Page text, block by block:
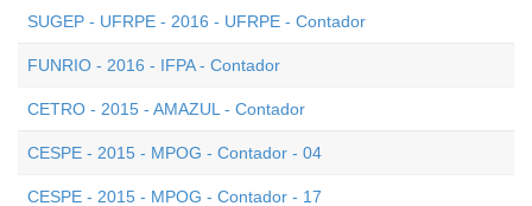
SUGEP - UFRPE - 2016 - UFRPE - Contador
FUNRIO - 2016 - IFPA - Contador
CETRO - 2015 - AMAZUL - Contador
CESPE - 2015 - MPOG - Contador - 04
CESPE - 2015 - MPOG - Contador - 17